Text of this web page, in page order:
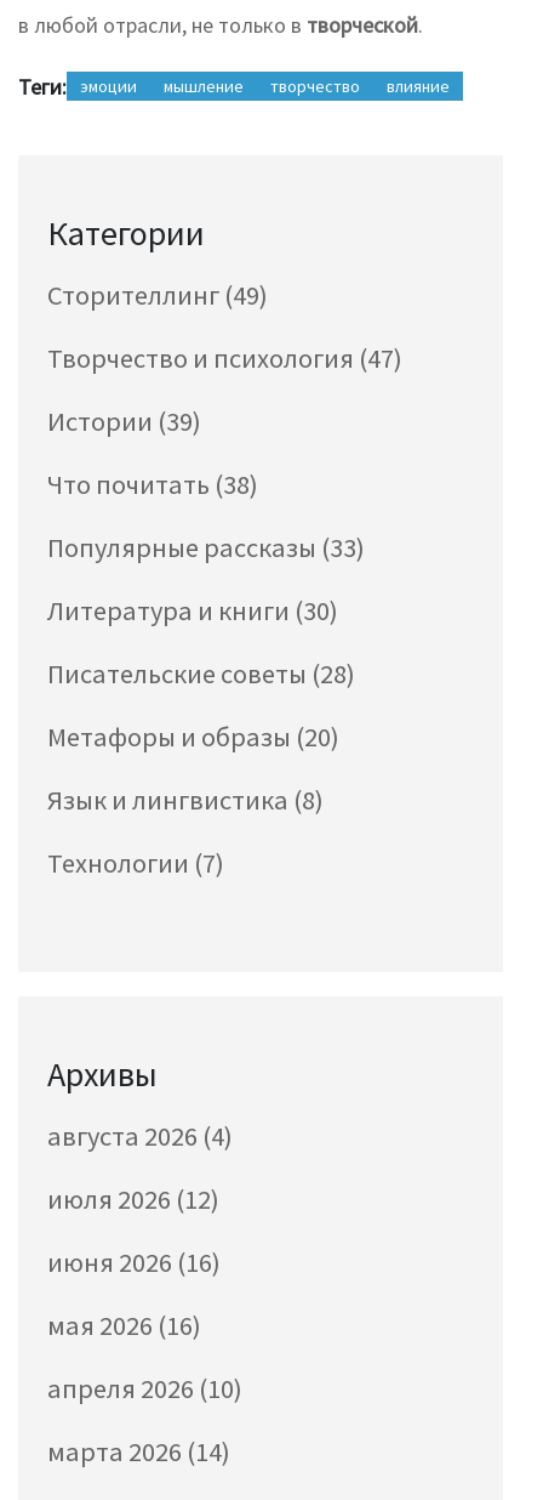
в любой отрасли, не только в творческой.
Теги: эмоции мышление творчество влияние
Категории
Сторителлинг (49)
Творчество и психология (47)
Истории (39)
Что почитать (38)
Популярные рассказы (33)
Литература и книги (30)
Писательские советы (28)
Метафоры и образы (20)
Язык и лингвистика (8)
Технологии (7)
Архивы
августа 2026 (4)
июля 2026 (12)
июня 2026 (16)
мая 2026 (16)
апреля 2026 (10)
марта 2026 (14)